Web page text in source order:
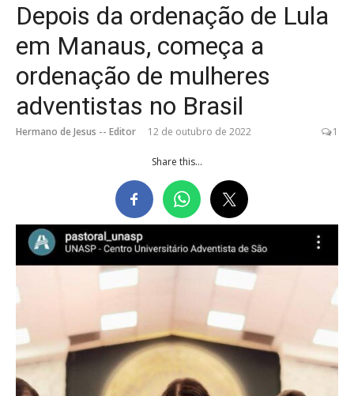
Depois da ordenação de Lula
em Manaus, começa a
ordenação de mulheres
adventistas no Brasil
Hermano de Jesus -- Editor 12 de outubro de 2022 1
Share this...